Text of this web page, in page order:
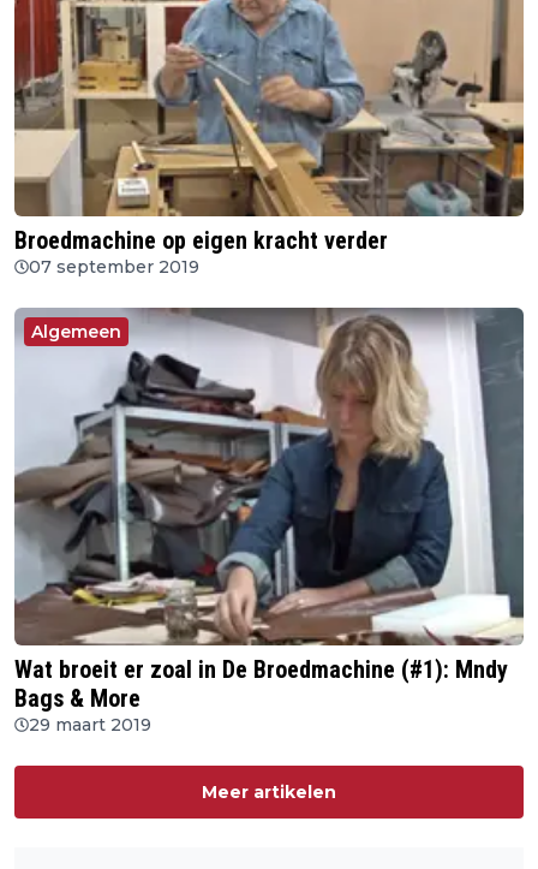
Broedmachine op eigen kracht verder
07 september 2019
Algemeen
Wat broeit er zoal in De Broedmachine (#1): Mndy
Bags & More
29 maart 2019
Meer artikelen